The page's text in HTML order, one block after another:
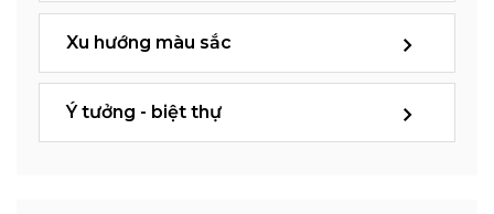
Xu hướng màu sắc
Ý tưởng - biệt thự